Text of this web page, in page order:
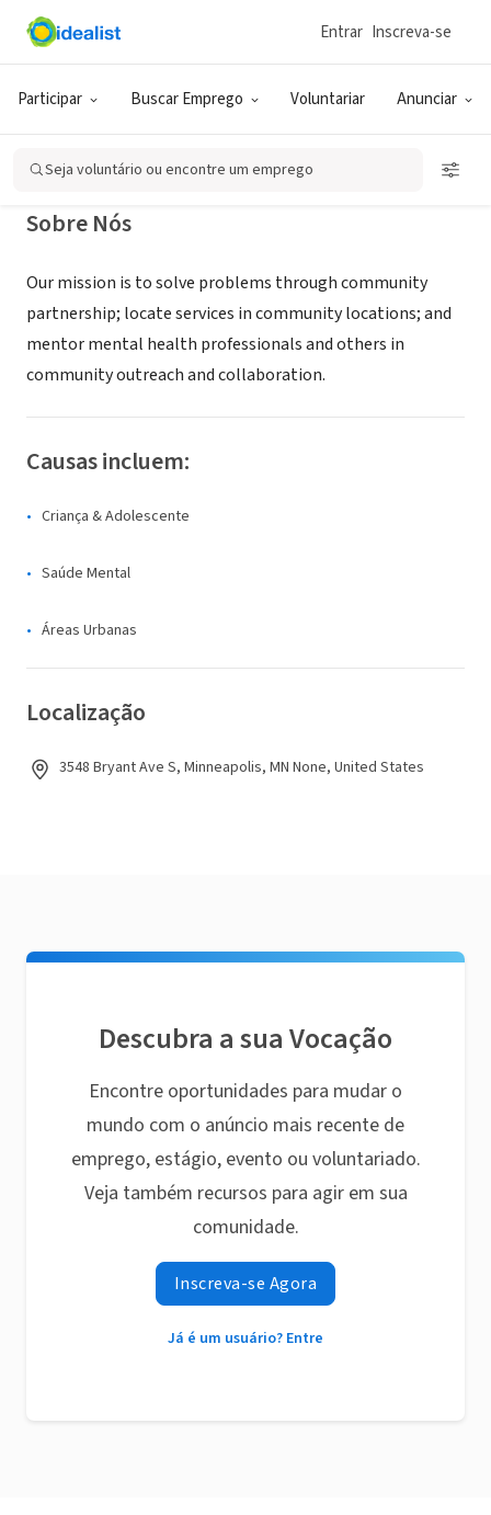
Participar Buscar Emprego Voluntariar Anunciar
Entrar Inscreva-se
Seja voluntário ou encontre um emprego
ONG (SETOR SOCIAL)
Watercourse Counseling Center
Sobre Nós
Our mission is to solve problems through community
partnership; locate services in community locations; and
mentor mental health professionals and others in
community outreach and collaboration.
Causas incluem:
Criança & Adolescente
Saúde Mental
Áreas Urbanas
Localização
3548 Bryant Ave S, Minneapolis, MN None, United States
Descubra a sua Vocação
Encontre oportunidades para mudar o
mundo com o anúncio mais recente de
emprego, estágio, evento ou voluntariado.
Veja também recursos para agir em sua
comunidade.
Inscreva-se Agora
Já é um usuário? Entre